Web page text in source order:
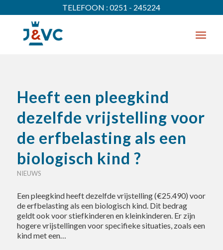
TELEFOON : 0251 - 245224
Heeft een pleegkind
dezelfde vrijstelling voor
de erfbelasting als een
biologisch kind ?
NIEUWS
Een pleegkind heeft dezelfde vrijstelling (€25.490) voor
de erfbelasting als een biologisch kind. Dit bedrag
geldt ook voor stiefkinderen en kleinkinderen. Er zijn
hogere vrijstellingen voor specifieke situaties, zoals een
kind met een…